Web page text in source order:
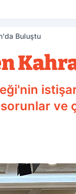
Buluştu
ve